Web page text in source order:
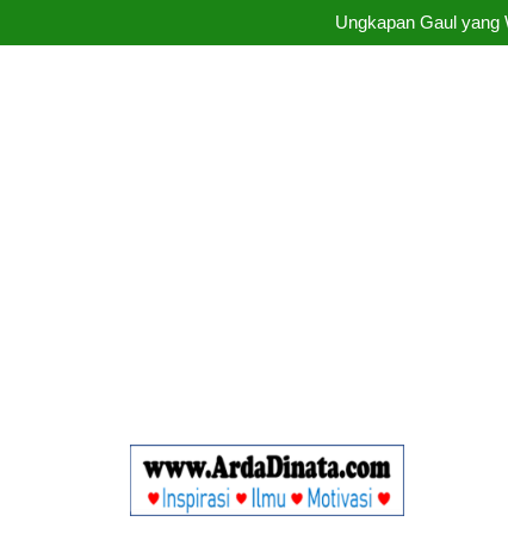
Ungkapan Gaul yang